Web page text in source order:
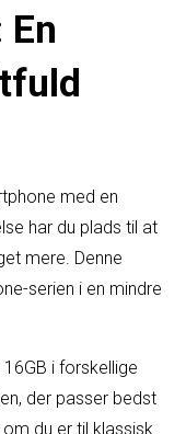
En
med en
har du plads til at
mere. Denne
serien i en mindre
i forskellige
der passer bedst
du er til klassisk